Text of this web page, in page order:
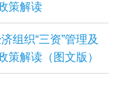
策解读
组织“三资”管理及
策解读（图文版）